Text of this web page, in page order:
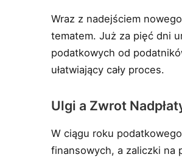
Wraz z nadejściem
tematem. Już za pięć dni
podatkowych od
ułatwiający cały proces.
Ulgi a Zwrot
W ciągu roku
finansowych, a zaliczki na